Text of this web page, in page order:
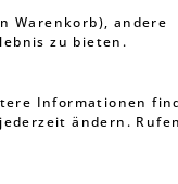
in blau
Warenkorb), andere
zu bieten.
Informationen
ändern. Rufen